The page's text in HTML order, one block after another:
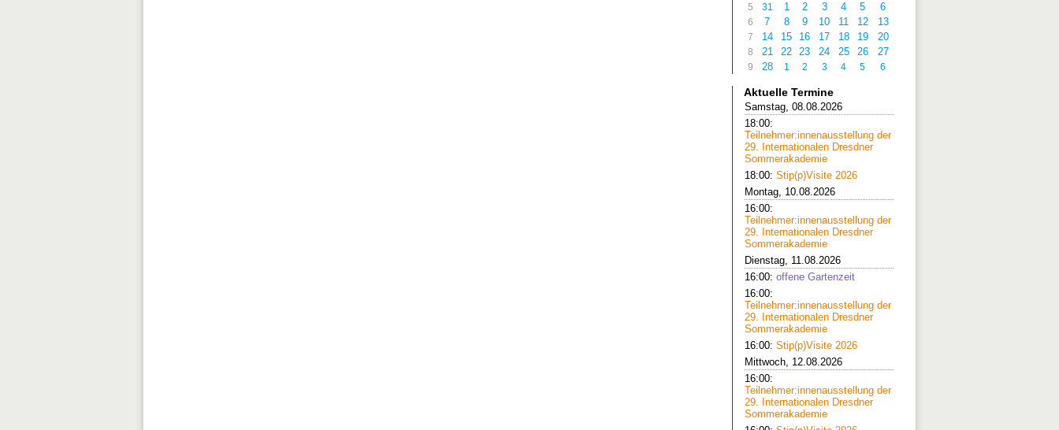
5 31 1 2 3 4 5 6
6 7 8 9 10 11 12 13
7 14 15 16 17 18 19 20
8 21 22 23 24 25 26 27
9 28 1 2 3 4 5 6
Aktuelle Termine
Samstag, 08.08.2026
18:00:
Teilnehmer:innenausstellung der
29. Internationalen Dresdner
Sommerakademie
18:00: Stip(p)Visite 2026
Montag, 10.08.2026
16:00:
Teilnehmer:innenausstellung der
29. Internationalen Dresdner
Sommerakademie
Dienstag, 11.08.2026
16:00: offene Gartenzeit
16:00:
Teilnehmer:innenausstellung der
29. Internationalen Dresdner
Sommerakademie
16:00: Stip(p)Visite 2026
Mittwoch, 12.08.2026
16:00:
Teilnehmer:innenausstellung der
29. Internationalen Dresdner
Sommerakademie